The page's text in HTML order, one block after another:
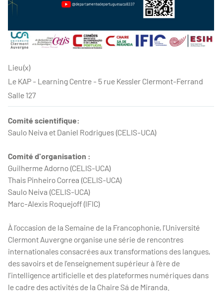
Lieu(x)
Le KAP - Learning Centre - 5 rue Kessler Clermont-Ferrand
Salle 127
Comité scientifique:
Saulo Neiva et Daniel Rodrigues (CELIS-UCA)
Comité d'organisation :
Guilherme Adorno (CELIS-UCA)
Thais Pinheiro Correa (CELIS-UCA)
Saulo Neiva (CELIS-UCA)
Marc-Alexis Roquejoff (IFIC)
À l’occasion de la Semaine de la Francophonie, l’Université
Clermont Auvergne organise une série de rencontres
internationales consacrées aux transformations des langues,
des savoirs et de l’enseignement supérieur à l’ère de
l’intelligence artificielle et des plateformes numériques dans
le cadre des activités de la Chaire Sá de Miranda.